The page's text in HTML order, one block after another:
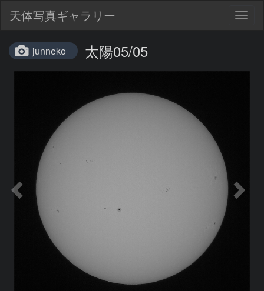
天体写真ギャラリー
junneko 太陽05/05